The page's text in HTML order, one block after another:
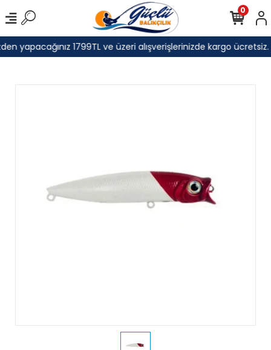
yapacağınız 1799TL ve üzeri alışverişlerinizde kargo ücretsiz.
0